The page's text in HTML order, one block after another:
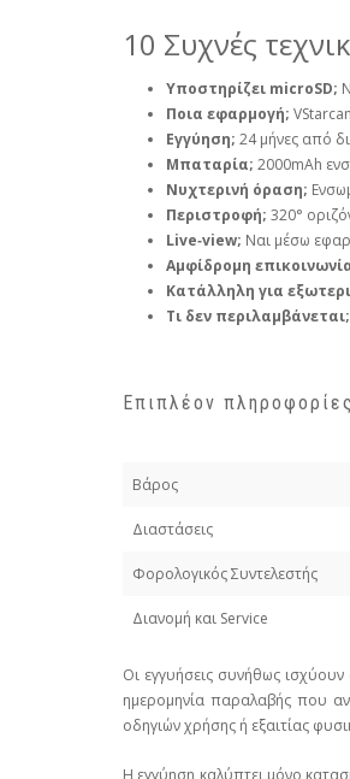
10 Συχνές
Υποστηρίζει microSD;
Ποια εφαρμογή;
Εγγύηση; 24 μήνες από
Μπαταρία; 2000mAh
Νυχτερινή όραση;
Περιστροφή; 320°
Live‑view; Ναι μέσω
Αμφίδρομη
Κατάλληλη για
Τι δεν περιλαμβάνεται;
Επιπλέον πληροφορίες
Βάρος
Διαστάσεις
Φορολογικός Συντελεστής
Διανομή και Service
Οι εγγυήσεις συνήθως
ημερομηνία παραλαβής που
οδηγιών χρήσης ή εξαιτίας
Η εγγύηση καλύπτει μόνο